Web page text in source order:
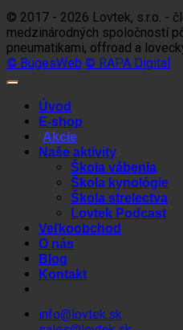
© 2017 - 2026 Lovtek, s.r.o. -
medzinárodných spoločností
pneumatikami, offroad a
© BugesWeb © RAPA Digital
Úvod
E-shop
Akcie
Naše aktivity
Škola vábenia
Škola kynológie
Škola strelectva
Lovtek Podcast
Veľkoobchod
O nás
Blog
Kontakt
info@lovtek.sk